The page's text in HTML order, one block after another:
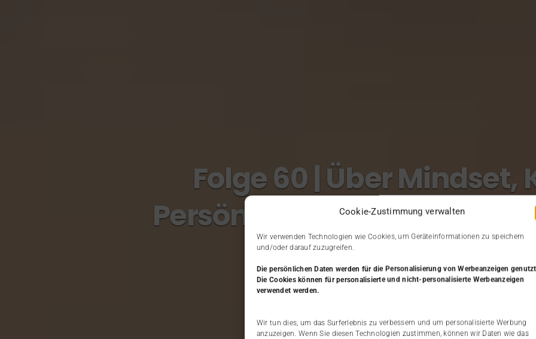
Cookie-Zustimmung verwalten
Wir verwenden Technologien wie Cookies, um Geräteinformationen zu speichern
und/oder darauf zuzugreifen.
Die persönlichen Daten werden für die Personalisierung von Werbeanzeigen
Die Cookies können für personalisierte und nicht-personalisierte Werbeanzeigen
verwendet werden.
Wir tun dies, um das Surferlebnis zu verbessern und um personalisierte Werbung
anzuzeigen. Wenn Sie diesen Technologien zustimmen, können wir Daten wie das
Folge 60 | Über Mindset,